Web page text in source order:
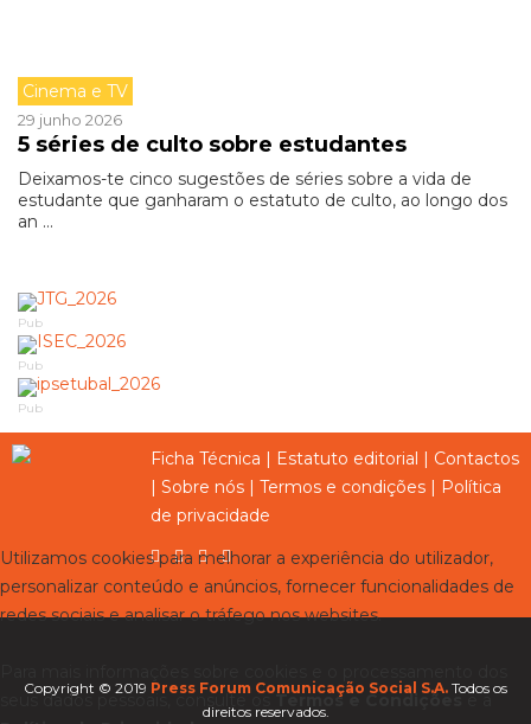
Cinema e TV
29 junho 2026
5 séries de culto sobre estudantes
Deixamos-te cinco sugestões de séries sobre a vida de
estudante que ganharam o estatuto de culto, ao longo dos
an ...
Pub
Pub
Pub
Ficha Técnica | Estatuto editorial | Contactos
| Sobre nós | Termos e condições | Política
de privacidade
Copyright © 2019 Press Forum Comunicação Social S.A. Todos os
direitos reservados.
Utilizamos cookies para melhorar a experiência do utilizador,
personalizar conteúdo e anúncios, fornecer funcionalidades de
redes sociais e analisar o tráfego nos websites.
seus dados pessoais, consulte osTermos e Condiçõese a